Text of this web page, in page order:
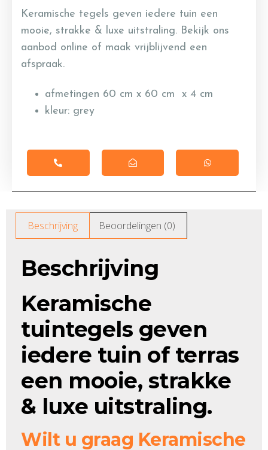
Keramische tegels geven iedere tuin een
mooie, strakke & luxe uitstraling. Bekijk ons
aanbod online of maak vrijblijvend een
afspraak.
afmetingen 60 cm x 60 cm x 4 cm
kleur: grey
Beschrijving Beoordelingen (0)
Beschrijving
Keramische
tuintegels geven
iedere tuin of terras
een mooie, strakke
& luxe uitstraling.
Wilt u graag Keramische